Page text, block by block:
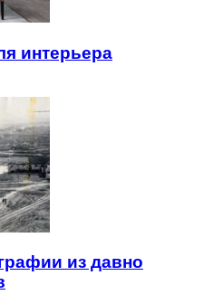
интерьера
из давно